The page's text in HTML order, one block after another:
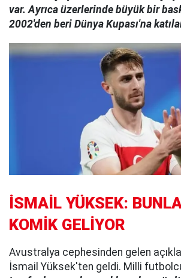
var. Ayrıca üzerlerinde büyük bir
2002'den beri Dünya Kupası'na
İSMAİL YÜKSEK:
KOMİK GELİYOR
Avustralya cephesinden gelen
İsmail Yüksek'ten geldi. Milli